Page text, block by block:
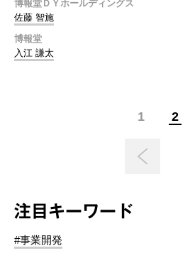
博報堂ＤＹホールディングス
佐藤 智施
博報堂
入江 謙太
1 2
注目キーワード
#事業開発